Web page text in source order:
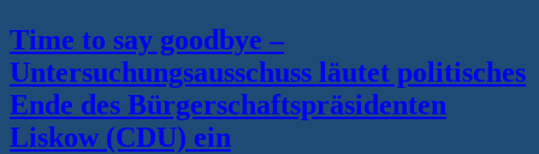
Time to say goodbye –
Untersuchungsausschuss läutet politisches
Ende des Bürgerschaftspräsidenten
Liskow (CDU) ein